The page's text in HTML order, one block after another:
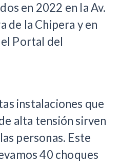
en 2022 en la Av.
de la Chipera y en
Portal del
instalaciones que
alta tensión sirven
personas. Este
40 choques